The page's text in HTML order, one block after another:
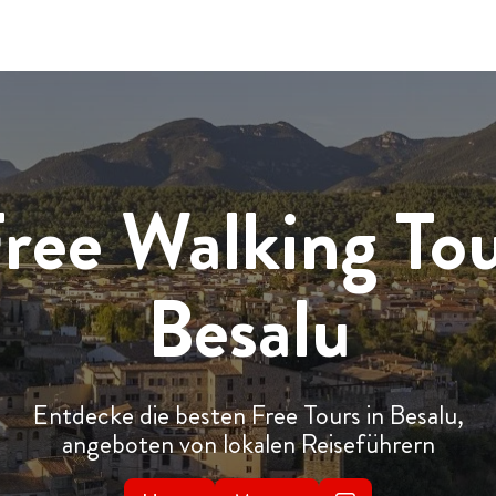
Walking
Besalu
Entdecke die besten Free Tours in Besalu,
angeboten von lokalen Reiseführern